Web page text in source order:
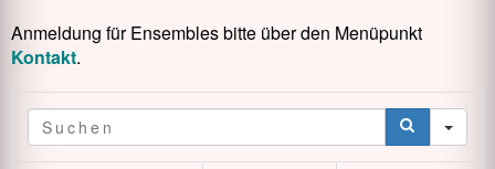
Anmeldung für Ensembles bitte über den Menüpunkt
Kontakt.